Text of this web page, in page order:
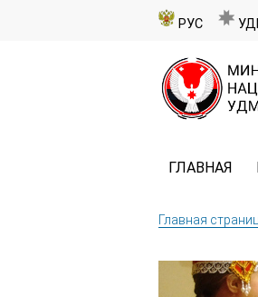
РУС
ГЛАВНАЯ
Главная